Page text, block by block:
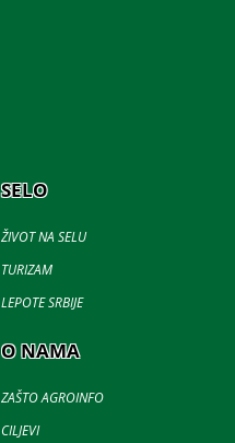
SELO
ŽIVOT NA SELU
TURIZAM
LEPOTE SRBIJE
O NAMA
ZAŠTO AGROINFO
CILJEVI